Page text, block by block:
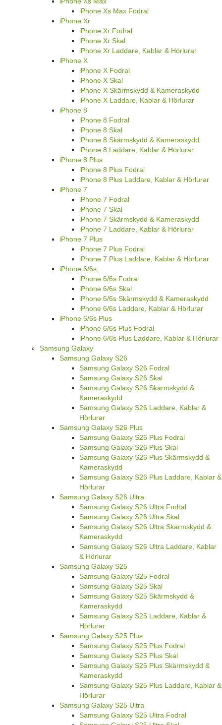
iPhone Xs Max Fodral
iPhone Xr
iPhone Xr Fodral
iPhone Xr Skal
iPhone Xr Laddare, Kablar & Hörlurar
iPhone X
iPhone X Fodral
iPhone X Skal
iPhone X Skärmskydd & Kameraskydd
iPhone X Laddare, Kablar & Hörlurar
iPhone 8
iPhone 8 Fodral
iPhone 8 Skal
iPhone 8 Skärmskydd & Kameraskydd
iPhone 8 Laddare, Kablar & Hörlurar
iPhone 8 Plus
iPhone 8 Plus Fodral
iPhone 8 Plus Laddare, Kablar & Hörlurar
iPhone 7
iPhone 7 Fodral
iPhone 7 Skal
iPhone 7 Skärmskydd & Kameraskydd
iPhone 7 Laddare, Kablar & Hörlurar
iPhone 7 Plus
iPhone 7 Plus Fodral
iPhone 7 Plus Laddare, Kablar & Hörlurar
iPhone 6/6s
iPhone 6/6s Fodral
iPhone 6/6s Skal
iPhone 6/6s Skärmskydd & Kameraskydd
iPhone 6/6s Laddare, Kablar & Hörlurar
iPhone 6/6s Plus
iPhone 6/6s Plus Fodral
iPhone 6/6s Plus Laddare, Kablar & Hörlurar
Samsung Galaxy
Samsung Galaxy S26
Samsung Galaxy S26 Fodral
Samsung Galaxy S26 Skal
Samsung Galaxy S26 Skärmskydd &
Kameraskydd
Samsung Galaxy S26 Laddare, Kablar &
Hörlurar
Samsung Galaxy S26 Plus
Samsung Galaxy S26 Plus Fodral
Samsung Galaxy S26 Plus Skal
Samsung Galaxy S26 Plus Skärmskydd &
Kameraskydd
Samsung Galaxy S26 Plus Laddare, Kablar &
Hörlurar
Samsung Galaxy S26 Ultra
Samsung Galaxy S26 Ultra Fodral
Samsung Galaxy S26 Ultra Skal
Samsung Galaxy S26 Ultra Skärmskydd &
Kameraskydd
Samsung Galaxy S26 Ultra Laddare, Kablar
& Hörlurar
Samsung Galaxy S25
Samsung Galaxy S25 Fodral
Samsung Galaxy S25 Skal
Samsung Galaxy S25 Skärmskydd &
Kameraskydd
Samsung Galaxy S25 Laddare, Kablar &
Hörlurar
Samsung Galaxy S25 Plus
Samsung Galaxy S25 Plus Fodral
Samsung Galaxy S25 Plus Skal
Samsung Galaxy S25 Plus Skärmskydd &
Kameraskydd
Samsung Galaxy S25 Plus Laddare, Kablar &
Hörlurar
Samsung Galaxy S25 Ultra
Samsung Galaxy S25 Ultra Fodral